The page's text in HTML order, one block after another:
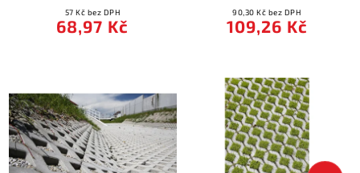
57 Kč bez DPH
68,97 Kč
90,30 Kč bez DPH
109,26 Kč